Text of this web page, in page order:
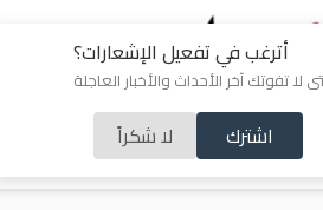
أترغب في تفعيل الإشعارات؟
لا تفوتك آخر الأحداث والأخبار العاجلة
اشترك لا شكراً
ملفات ساخنةخبر و صورةرياضة